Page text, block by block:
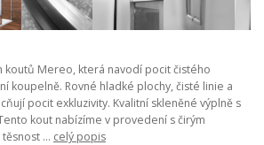
koutů Mereo, která navodí pocit čistého
koupelně. Rovné hladké plochy, čisté linie a
pocit exkluzivity. Kvalitní skleněné výplně s
kout nabízíme v provedení s čirým
... celý popis